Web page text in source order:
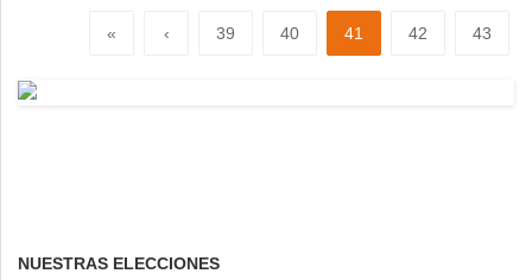
« ‹ 39 40 41 42 43
NUESTRAS ELECCIONES